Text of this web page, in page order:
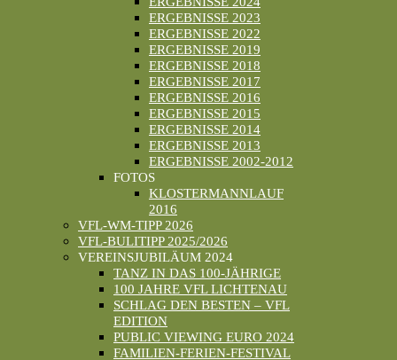
ERGEBNISSE 2023
ERGEBNISSE 2022
ERGEBNISSE 2019
ERGEBNISSE 2018
ERGEBNISSE 2017
ERGEBNISSE 2016
ERGEBNISSE 2015
ERGEBNISSE 2014
ERGEBNISSE 2013
ERGEBNISSE 2002-2012
FOTOS
KLOSTERMANNLAUF
2016
VFL-WM-TIPP 2026
VFL-BULITIPP 2025/2026
VEREINSJUBILÄUM 2024
TANZ IN DAS 100-JÄHRIGE
100 JAHRE VFL LICHTENAU
SCHLAG DEN BESTEN – VFL
EDITION
PUBLIC VIEWING EURO 2024
FAMILIEN-FERIEN-FESTIVAL